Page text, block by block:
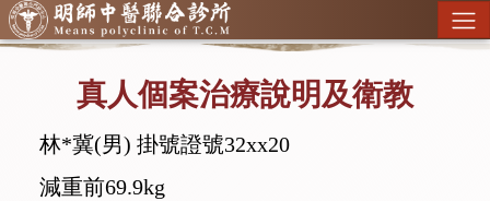
真人個案治療說明及衛教
林*冀(男) 掛號證號32xx20
減重前69.9kg